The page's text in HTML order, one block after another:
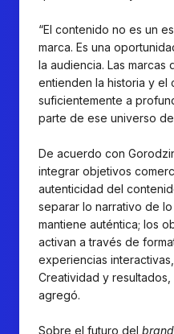
“El contenido no es un
marca. Es una
la audiencia. Las marcas
entienden la historia y el
suficientemente a
parte de ese universo de
De acuerdo con
integrar objetivos
autenticidad del
separar lo narrativo de
mantiene auténtica; los
activan a través de
experiencias
Creatividad y resultados,
agregó.
Sobre el futuro del